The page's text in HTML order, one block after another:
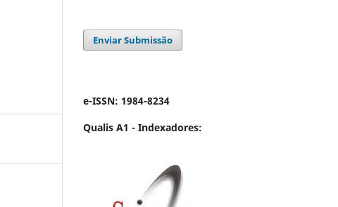
Enviar Submissão
e-ISSN: 1984-8234
Qualis A1 - Indexadores: